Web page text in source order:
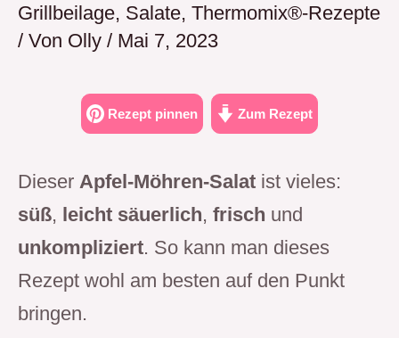
Grillbeilage, Salate, Thermomix®-Rezepte
/ Von Olly / Mai 7, 2023
Rezept pinnen Zum Rezept
Dieser Apfel-Möhren-Salat ist vieles:
süß, leicht säuerlich, frisch und
unkompliziert. So kann man dieses
Rezept wohl am besten auf den Punkt
bringen.